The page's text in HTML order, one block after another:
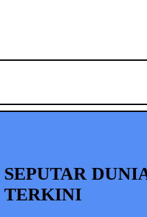
SEPUTAR
TERKINI